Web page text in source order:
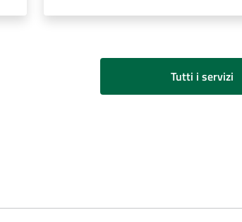
Tutti i servizi